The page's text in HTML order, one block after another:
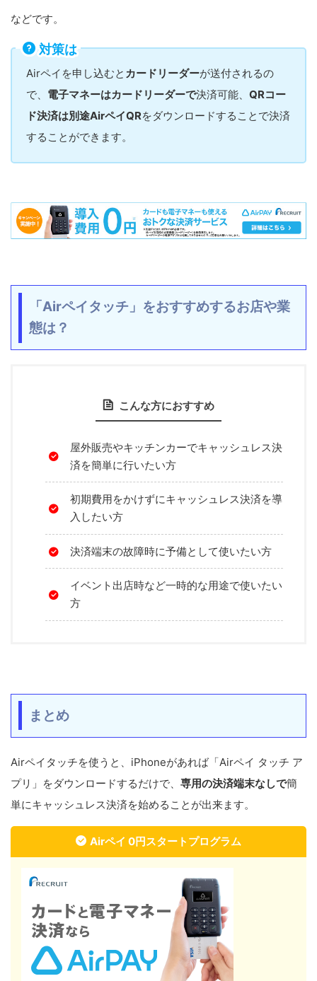
などです。
対策は
Airペイを申し込むと カードリーダーが送付されるの
で、 電子マネーはカードリーダーで決済可能、 QRコー
ド決済は別途AirペイQRをダウンロードすることで決済
することができます。
「Airペイタッチ」をおすすめするお店や業
態は？
こんな方におすすめ
屋外販売やキッチンカーでキャッシュレス決
済を簡単に行いたい方
初期費用をかけずにキャッシュレス決済を導
入したい方
決済端末の故障時に予備として使いたい方
イベント出店時など一時的な用途で使いたい
方
まとめ
Airペイタッチを使うと、iPhoneがあれば「Airペイ タッチ ア
プリ」をダウンロードするだけで、 専用の決済端末なしで簡
単にキャッシュレス決済を始めることが出来ます。
Airペイ 0円スタートプログラム